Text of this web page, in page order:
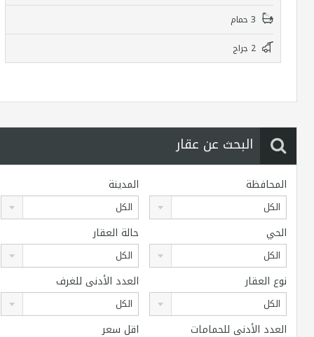
3 حمام
2 جراج
البحث عن عقار
المحافظة
الكل
المدينة
الكل
الحي
الكل
حالة العقار
الكل
نوع العقار
الكل
العدد الأدنى للغرف
الكل
العدد الأدنى للحمامات اقل سعر